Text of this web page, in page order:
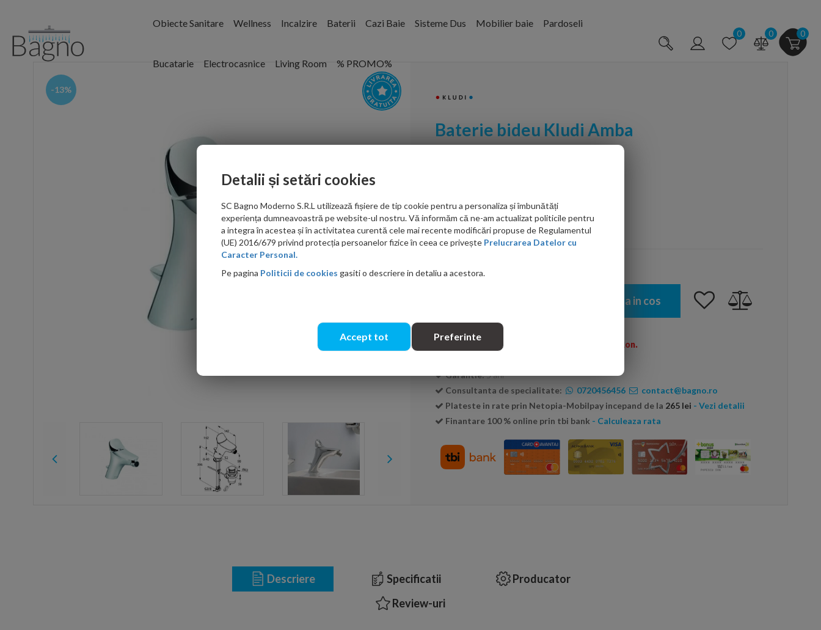
Obiecte Sanitare Wellness Incalzire Baterii Cazi Baie Sisteme Dus Mobilier baie Pardoseli
Bucatarie Electrocasnice Living Room % PROMO%
0 0 0
-13%
Baterie bideu Kludi Amba
1,589.00 RON
Ati gasit in alta parte mai ieftin?
Adauga in cos
Transport GRATUIT la comenzi peste 600 Ron.
Garantie:5 ani
Consultanta de specialitate:
0720456456
contact@bagno.ro
Plateste in rate prin Netopia-Mobilpay incepand de la 265 lei - Vezi detalii
Finantare 100 % online prin tbi bank - Calculeaza rata
Descriere Specificatii
Producator
Review-uri
Detalii și setări cookies
SC Bagno Moderno S.R.L utilizează fișiere de tip cookie pentru a personaliza și îmbunătăți
experiența dumneavoastră pe website-ul nostru. Vă informăm că ne-am actualizat politicile pentru
a integra în acestea și în activitatea curentă cele mai recente modificări propuse de Regulamentul
(UE) 2016/679 privind protecția persoanelor fizice în ceea ce privește Prelucrarea Datelor cu
Caracter Personal.
Pe pagina Politicii de cookies gasiti o descriere in detaliu a acestora.
Accept tot Preferinte